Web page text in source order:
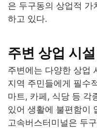
은 두구동의 상업적 가
하고 있다.
주변 상업 시
주변에는 다양한 상업
지역 주민들에게 필수
마트, 카페, 식당 등 각
있어 생활에 불편함이
고속버스터미널은 두